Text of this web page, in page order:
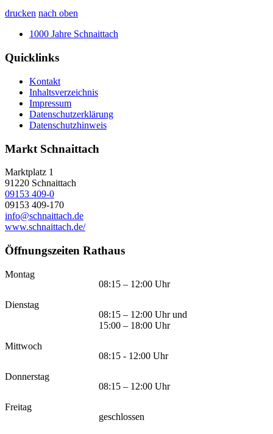
drucken nach oben
1000 Jahre Schnaittach
Quicklinks
Kontakt
Inhaltsverzeichnis
Impressum
Datenschutzerklärung
Datenschutzhinweis
Markt Schnaittach
Marktplatz 1
91220 Schnaittach
09153 409-0
09153 409-170
info@schnaittach.de
www.schnaittach.de/
Öffnungszeiten Rathaus
Montag
08:15 – 12:00 Uhr
Dienstag
08:15 – 12:00 Uhr und
15:00 – 18:00 Uhr
Mittwoch
08:15 - 12:00 Uhr
Donnerstag
08:15 – 12:00 Uhr
Freitag
geschlossen